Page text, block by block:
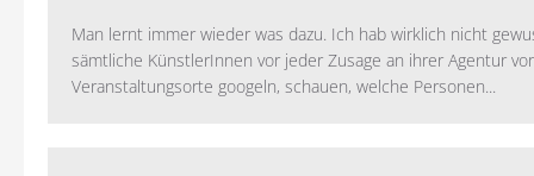
Man lernt immer wieder was dazu. Ich hab wirklich nicht
sämtliche KünstlerInnen vor jeder Zusage an ihrer Agentur
Veranstaltungsorte googeln, schauen, welche Personen...